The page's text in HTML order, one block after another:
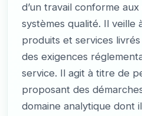
d’un travail conforme
systèmes qualité. Il veille
produits et services
des exigences
service. Il agit à titre de
proposant des
domaine analytique dont